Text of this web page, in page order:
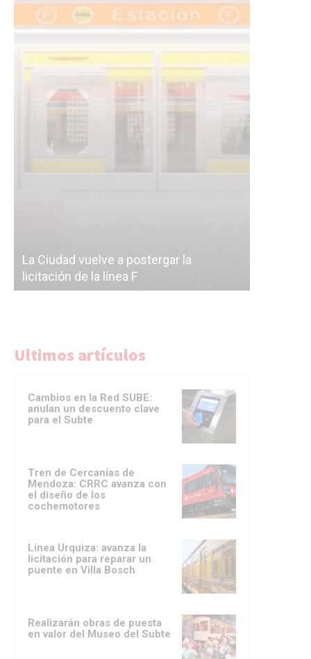
La Ciudad vuelve a postergar la
licitación de la línea F
Ultimos artículos
Cambios en la Red SUBE:
anulan un descuento clave
para el Subte
Tren de Cercanías de
Mendoza: CRRC avanza con
el diseño de los
cochemotores
Línea Urquiza: avanza la
licitación para reparar un
puente en Villa Bosch
Realizarán obras de puesta
en valor del Museo del Subte